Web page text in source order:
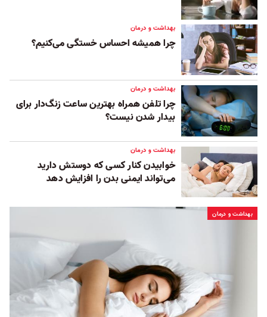
بهداشت و درمان
چرا همیشه احساس خستگی می‌کنیم؟
بهداشت و درمان
چرا تلفن همراه بهترین ساعت زنگ‌دار برای
بیدار شدن نیست؟
بهداشت و درمان
خوابیدن کنار کسی که دوستش دارید
می‌تواند ایمنی بدن را افزایش ‌دهد
بهداشت و درمان